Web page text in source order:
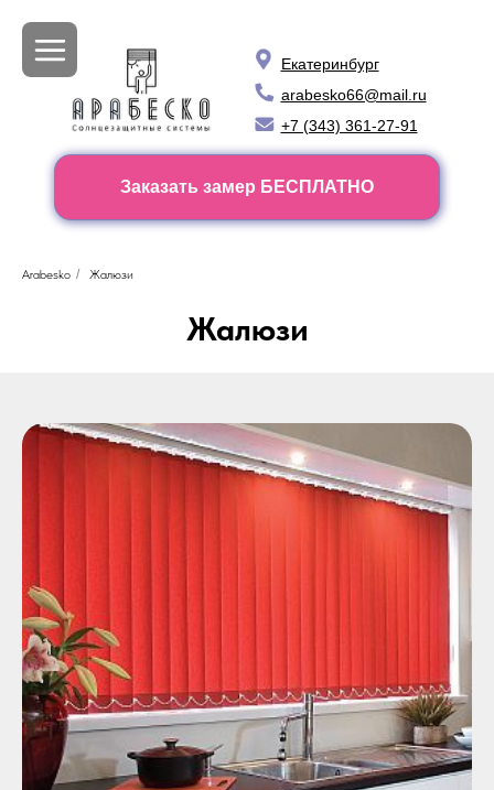
Екатеринбург
arabesko66@mail.ru
+7 (343) 361-27-91
Заказать замер БЕСПЛАТНО
Arabesko / Жалюзи
Жалюзи